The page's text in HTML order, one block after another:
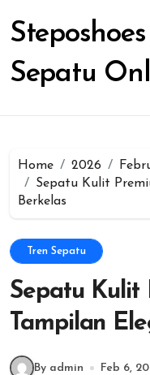
content
Sepatu
Home 2026
Sepatu Kulit
Berkelas
Tren Sepatu
Sepatu Kulit
Tampilan
By admin Feb 6,